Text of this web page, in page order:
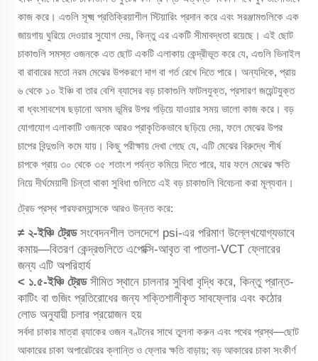
কাজ করে। এগুলি সূক্ষ্ম প্রতিক্রিয়াশীল স্টিয়ারিং প্রদান করে এবং সরঞ্জামগুলিকে এক
জায়গায় ঘুরিয়ে দেওয়ার সুযোগ দেয়, কিন্তু এর একটি সীমাবদ্ধতা রয়েছে। এই ছোট
চাকাগুলি সমস্ত ওজনকে এত ছোট একটি এলাকায় কেন্দ্রীভূত করে যে, এগুলি ভিনাইল
বা রাবারের মতো নরম মেঝের উপকরণে দাগ বা গর্ত রেখে দিতে পারে। অন্যদিকে, প্রায়
৬ থেকে ১০ ইঞ্চি বা তার বেশি ব্যাসের বড় চাকাগুলি ফাটলযুক্ত, প্রসারণ জয়েন্টযুক্ত
বা ধ্বংসাবশেষ ছড়ানো অসম ভূমির উপর গড়িয়ে যাওয়ার সময় ভালো কাজ করে। বড়
যোগাযোগ এলাকাটি ওজনকে আরও প্রাকৃতিকভাবে ছড়িয়ে দেয়, ফলে মেঝের উপর
চাপের বিন্দুগুলি কমে যায়। কিছু পরীক্ষায় দেখা গেছে যে, এটি মেঝের বিরুদ্ধে শীর্ষ
চাপকে প্রায় ৩০ থেকে ৩৫ শতাংশ পর্যন্ত কমিয়ে দিতে পারে, যার ফলে মেঝের ক্ষতি
নিয়ে দীর্ঘমেয়াদী চিন্তা থাকা সুবিধা গুলিতে এই বড় চাকাগুলি বিবেচনা করা মূল্যবান।
ট্রেড প্রস্থ পারফরম্যান্সকে আরও উন্নত করে:
≠ ২-ইঞ্চি ট্রেড সংবেদনশীল তলদেশে psi-এর পরিমাণ উল্লেখযোগ্যভাবে
কমায়—বিতরণ কেন্দ্রগুলিতে এপোক্সি-আবৃত বা পাতলা-VCT ফ্লোরের
জন্য এটি অপরিহার্য
< ১.৫-ইঞ্চি ট্রেড সীমিত স্থানে চালনার সুবিধা বৃদ্ধি করে, কিন্তু প্রান্ত-
কাটিং বা গুজিং প্রতিরোধের জন্য শক্তিশালীকৃত সাবফ্লোর এবং কঠোর
লোড অনুযায়ী চলার প্রয়োজন হয়
সর্বদা চাকার মাত্রা র‍্যাকের ওজন বণ্টনের সাথে তুলনা করুন এবং পথের প্রস্থ—ছোট
আকারের চাকা অপারেটরের ক্লান্তি ও ফ্লোর ক্ষতি বাড়ায়; বড় আকারের চাকা সংকীর্ণ